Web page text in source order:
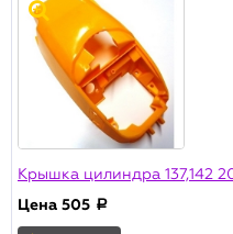
Крышка цилиндра 137,142
Цена 505 a